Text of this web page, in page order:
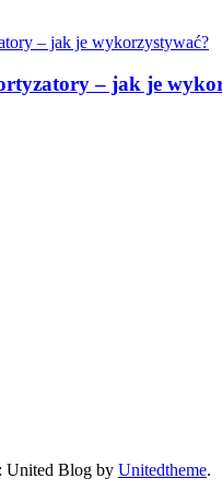
– jak je
United Blog by Unitedtheme.